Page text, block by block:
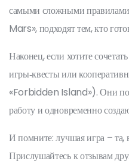
самыми сложными
Mars», подходят тем, кто
Наконец, если хотите
игры‑квесты или
«Forbidden Island»). Они
работу и одновременно
И помните: лучшая игра – та,
Прислушайтесь к отзывам